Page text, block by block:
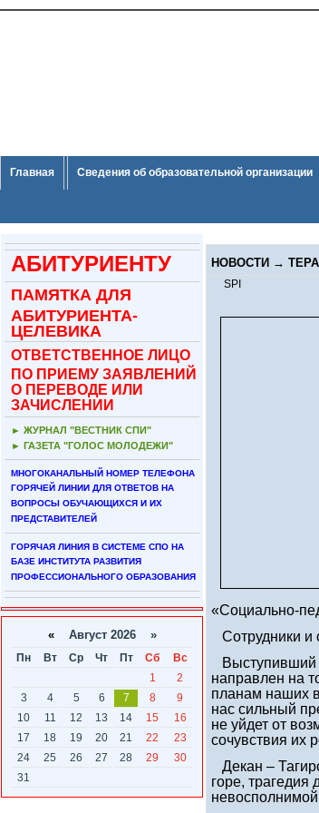
Главная Сведения об образовательной организации
АБИТУРИЕНТУ
ПАМЯТКА ДЛЯ
АБИТУРИЕНТА-
ЦЕЛЕВИКА
ОТВЕТСТВЕННОЕ ЛИЦО
ПО ПРИЕМУ ЗАЯВЛЕНИЙ
О ПЕРЕВОДЕ ИЛИ
ЗАЧИСЛЕНИИ
► ЖУРНАЛ "ВЕСТНИК СПИ"
► ГАЗЕТА "ГОЛОС МОЛОДЕЖИ"
МНОГОКАНАЛЬНЫЙ НОМЕР ТЕЛЕФОНА
ГОРЯЧЕЙ ЛИНИИ ДЛЯ ОТВЕТОВ НА
ВОПРОСЫ ОБУЧАЮЩИХСЯ И ИХ
ПРЕДСТАВИТЕЛЕЙ
ГОРЯЧАЯ ЛИНИЯ В СИСТЕМЕ СПО НА
БАЗЕ ИНСТИТУТА РАЗВИТИЯ
ПРОФЕССИОНАЛЬНОГО ОБРАЗОВАНИЯ
«Август 2026 »
Пн Вт Ср Чт Пт Сб
Вс
1
2
3
4 5 6 7 8
9
10
11 12 13 14 15
16
17
18 19 20 21 22
23
24
25 26 27 28 29
30
31
НОВОСТИ →
SPI
«Социально-
Сотрудники и
Выступивший
направлен на
планам наших
нас сильный
не уйдет от
сочувствия их
Декан –
горе,